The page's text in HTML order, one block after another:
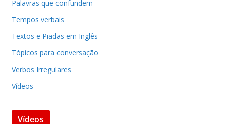
Palavras que confundem
Tempos verbais
Textos e Piadas em Inglês
Tópicos para conversação
Verbos Irregulares
Vídeos
Vídeos